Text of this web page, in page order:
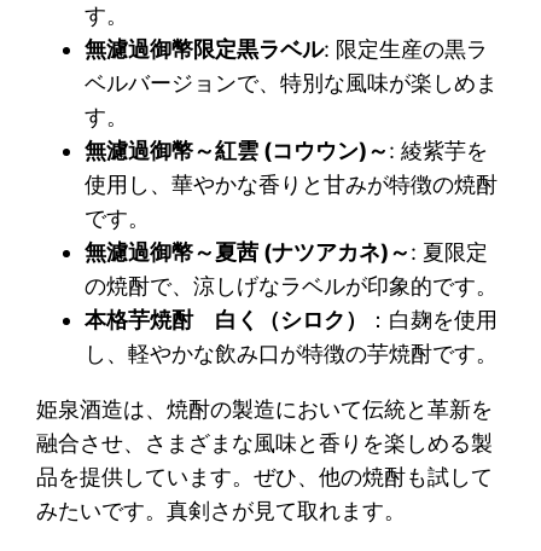
す。
無濾過御幣限定黒ラベル: 限定生産の黒ラ
ベルバージョンで、特別な風味が楽しめま
す。
無濾過御幣～紅雲 (コウウン)～: 綾紫芋を
使用し、華やかな香りと甘みが特徴の焼酎
です。
無濾過御幣～夏茜 (ナツアカネ)～: 夏限定
の焼酎で、涼しげなラベルが印象的です。
本格芋焼酎 白く（シロク）
：白麹を使用
し、軽やかな飲み口が特徴の芋焼酎です。
姫泉酒造は、焼酎の製造において伝統と革新を
融合させ、さまざまな風味と香りを楽しめる製
品を提供しています。ぜひ、他の焼酎も試して
みたいです。真剣さが見て取れます。